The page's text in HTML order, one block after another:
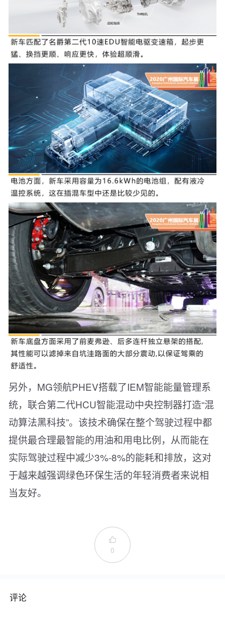
另外，MG领航PHEV搭载了IEM智能能量管理系
统，联合第二代HCU智能混动中央控制器打造“混
动算法黑科技”。该技术确保在整个驾驶过程中都
提供最合理最智能的用油和用电比例，从而能在
实际驾驶过程中减少3%-8%的能耗和排放，这对
于越来越强调绿色环保生活的年轻消费者来说相
当友好。

0
评论